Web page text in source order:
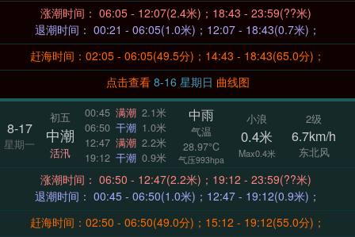
涨潮时间： 06:05 - 12:07(2.4米)；18:43 - 23:59(??米)
退潮时间： 00:21 - 06:05(1.0米)；12:07 - 18:43(0.7米)；
赶海时间：02:05 - 06:05(49.5分)；14:43 - 18:43(65.0分)；
点击查看
8-16 星期日 曲线图
8-17
星期一
初五
中潮
活汛
00:45 满潮 2.1米
06:50 干潮 1.0米
12:47 满潮 2.2米
19:12 干潮 0.9米
中雨
气温
28.97°C
气压993hpa
小浪
0.4米
Max0.4米
2级
6.7km/h
东北风
涨潮时间： 06:50 - 12:47(2.2米)；19:12 - 23:59(??米)
退潮时间： 00:45 - 06:50(1.0米)；12:47 - 19:12(0.9米)；
赶海时间：02:50 - 06:50(49.0分)；15:12 - 19:12(55.0分)；